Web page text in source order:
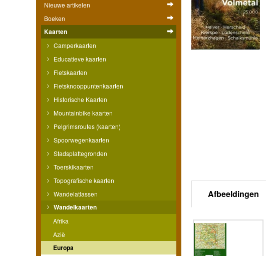
Nieuwe artikelen
Boeken
Kaarten
Camperkaarten
Educatieve kaarten
Fietskaarten
Fietsknooppuntenkaarten
Historische Kaarten
Mountainbike kaarten
Pelgrimsroutes (kaarten)
Spoorwegenkaarten
Stadsplattegronden
Toerskikaarten
Topografische kaarten
Wandelatlassen
Wandelkaarten
Afrika
Azië
Europa
Afbeeldingen